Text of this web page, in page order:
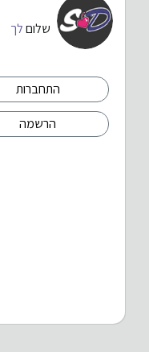
שלוםלך
התחברות
הרשמה